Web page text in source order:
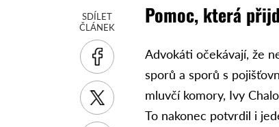
SDÍLET
ČLÁNEK
Pomoc, která
Advokáti očekávají, že
sporů a sporů s
mluvčí komory, Ivy
To nakonec potvrdil i